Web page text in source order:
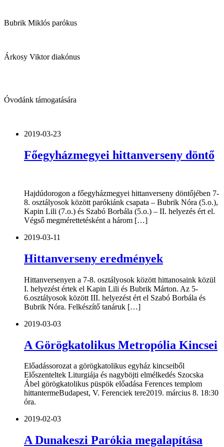
Bubrik Miklós parókus
Árkosy Viktor diakónus
Óvodánk támogatására
2019-03-23
Főegyházmegyei hittanverseny döntő
Hajdúdorogon a főegyházmegyei hittanverseny döntőjében 7-
8. osztályosok között parókiánk csapata – Bubrik Nóra (5.o.),
Kapin Lili (7.o.) és Szabó Borbála (5.o.) – II. helyezés ért el.
Végső megmérettetésként a három […]
2019-03-11
Hittanverseny eredmények
Hittanversenyen a 7-8. osztályosok között hittanosaink közül
I. helyezést értek el Kapin Lili és Bubrik Márton. Az 5-
6.osztályosok között III. helyezést ért el Szabó Borbála és
Bubrik Nóra. Felkészítő tanáruk […]
2019-03-03
A Görögkatolikus Metropólia Kincsei
Előadássorozat a görögkatolikus egyház kincseiből
Előszenteltek Liturgiája és nagyböjti elmélkedés Szocska
Ábel görögkatolikus püspök előadása Ferences templom
hittantermeBudapest, V. Ferenciek tere2019. március 8. 18:30
óra.
2019-02-03
A Dunakeszi Parókia megalapítása